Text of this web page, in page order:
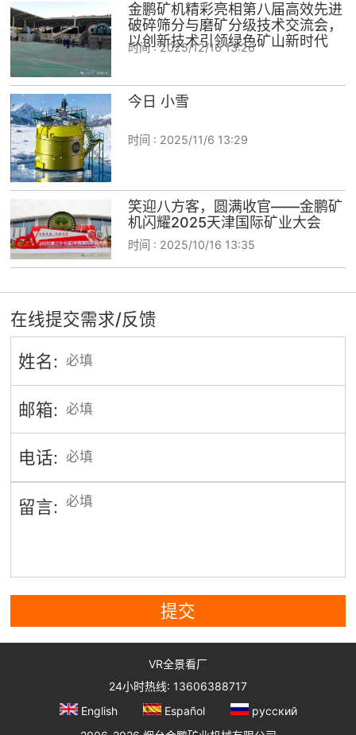
金鹏矿机精彩亮相第八届高效先进
破碎筛分与磨矿分级技术交流会，
以创新技术引领绿色矿山新时代
时间 :2025/12/16 13:26
今日 小雪
时间 : 2025/11/6 13:29
笑迎八方客，圆满收官——金鹏矿
机闪耀2025天津国际矿业大会
时间 : 2025/10/16 13:35
在线提交需求/反馈
姓名:
邮箱:
电话:
留言:
提交
VR全景看厂
24小时热线: 13606388717
English
Español
русский